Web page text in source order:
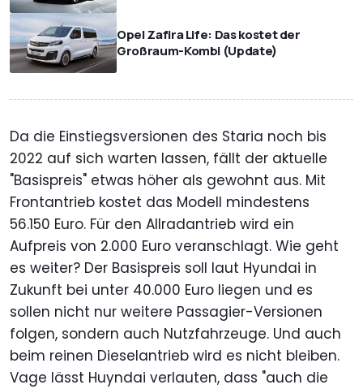
Opel Zafira Life: Das kostet der
Großraum-Kombi (Update)
Da die Einstiegsversionen des Staria noch bis
2022 auf sich warten lassen, fällt der aktuelle
"Basispreis" etwas höher als gewohnt aus. Mit
Frontantrieb kostet das Modell mindestens
56.150 Euro. Für den Allradantrieb wird ein
Aufpreis von 2.000 Euro veranschlagt. Wie geht
es weiter? Der Basispreis soll laut Hyundai in
Zukunft bei unter 40.000 Euro liegen und es
sollen nicht nur weitere Passagier-Versionen
folgen, sondern auch Nutzfahrzeuge. Und auch
beim reinen Dieselantrieb wird es nicht bleiben.
Vage lässt Huyndai verlauten, dass "auch die